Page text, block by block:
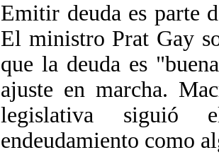
Emitir deuda es parte
El ministro Prat Gay
que la deuda es
ajuste en marcha.
legislativa siguió
endeudamiento como